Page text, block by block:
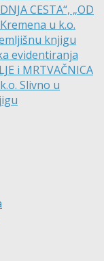
CESTA“, „OD
u k.o.
knjigu
evidentiranja
i MRTVAČNICA
Slivno u